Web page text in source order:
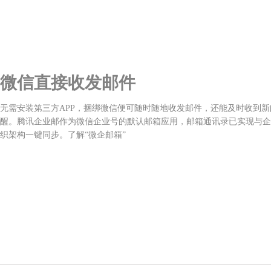
微信直接收发邮件
无需安装第三方APP，捆绑微信便可随时随地收发邮件，还能及时收到
醒。腾讯企业邮作为微信企业号的默认邮箱应用，邮箱通讯录已实现与
织架构一键同步。 了解“微企邮箱”